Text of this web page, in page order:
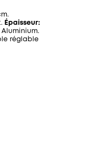
Épaisseur:
Aluminium.
réglable